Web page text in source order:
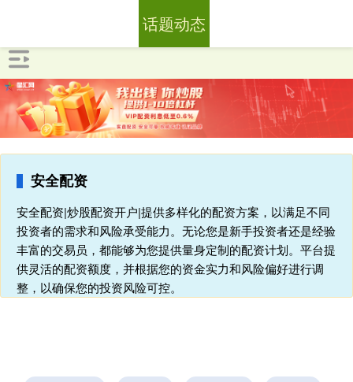
安全配资
安全配资|炒股配资开户|提供多样化的配资方案，以满足不同
投资者的需求和风险承受能力。无论您是新手投资者还是经验
丰富的交易员，都能够为您提供量身定制的配资计划。平台提
供灵活的配资额度，并根据您的资金实力和风险偏好进行调
整，以确保您的投资风险可控。
话题动态